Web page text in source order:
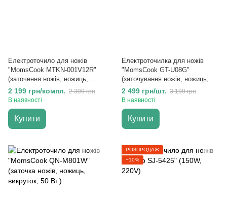
Електроточило для ножів
"MomsCook MTKN-001V12R"
(заточення ножів, ножиць,
викруток, 60Вт + запаска)
2 199 грн/компл. 2 399 грн
В наявності
Купити
Електроточилка для ножів
"MomsCook GT-U08G"
(заточування ножів, ножиць,
викруток, 60Вт + запаска)
2 499 грн/шт. 3 199 грн
В наявності
Купити
РОЗПРОДАЖ
−10%